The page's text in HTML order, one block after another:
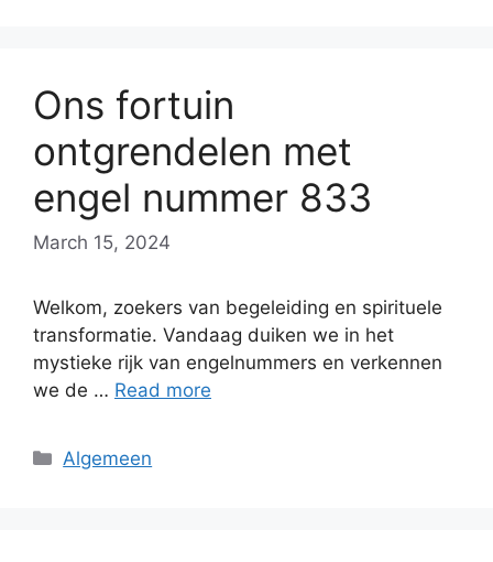
Ons fortuin
ontgrendelen met
engel nummer 833
March 15, 2024
Welkom, zoekers van begeleiding en spirituele
transformatie. Vandaag duiken we in het
mystieke rijk van engelnummers en verkennen
we de … Read more
Categories
Algemeen